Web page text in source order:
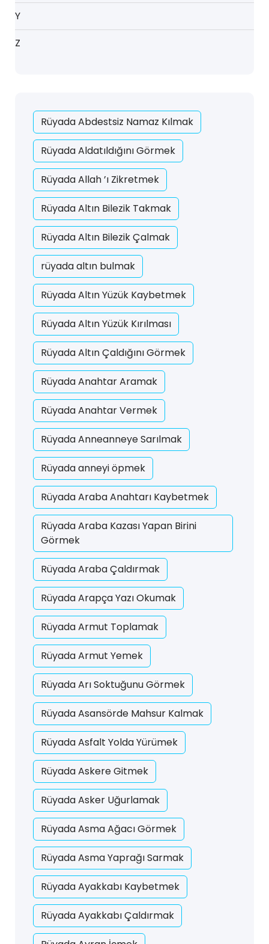
Y
Z
Rüyada Abdestsiz Namaz Kılmak
Rüyada Aldatıldığını Görmek
Rüyada Allah ’ı Zikretmek
Rüyada Altın Bilezik Takmak
Rüyada Altın Bilezik Çalmak
rüyada altın bulmak
Rüyada Altın Yüzük Kaybetmek
Rüyada Altın Yüzük Kırılması
Rüyada Altın Çaldığını Görmek
Rüyada Anahtar Aramak
Rüyada Anahtar Vermek
Rüyada Anneanneye Sarılmak
Rüyada anneyi öpmek
Rüyada Araba Anahtarı Kaybetmek
Rüyada Araba Kazası Yapan Birini
Görmek
Rüyada Araba Çaldırmak
Rüyada Arapça Yazı Okumak
Rüyada Armut Toplamak
Rüyada Armut Yemek
Rüyada Arı Soktuğunu Görmek
Rüyada Asansörde Mahsur Kalmak
Rüyada Asfalt Yolda Yürümek
Rüyada Askere Gitmek
Rüyada Asker Uğurlamak
Rüyada Asma Ağacı Görmek
Rüyada Asma Yaprağı Sarmak
Rüyada Ayakkabı Kaybetmek
Rüyada Ayakkabı Çaldırmak